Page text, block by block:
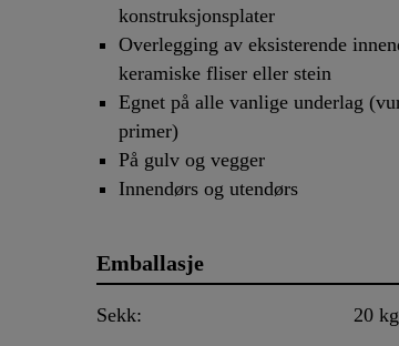
konstruksjonsplater
Overlegging av eksisterende
keramiske fliser eller stein
Egnet på alle vanlige underlag
primer)
På gulv og vegger
Innendørs og utendørs
Emballasje
Sekk: 20 kg